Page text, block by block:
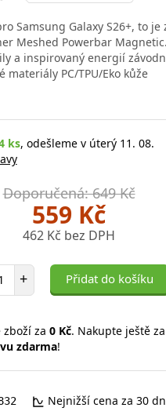
Samsung Galaxy S26+, to
Meshed Powerbar
a inspirovaný energií
materiály PC/TPU/Eko kůže
ks, odešleme v úterý 11. 08.
Doporučená: 649 Kč
559 Kč
462 Kč bez DPH
položek
+ Přidat do košíku
zboží za 0 Kč. Nakupte ještě za
zdarma!
Nejnižší cena za 30